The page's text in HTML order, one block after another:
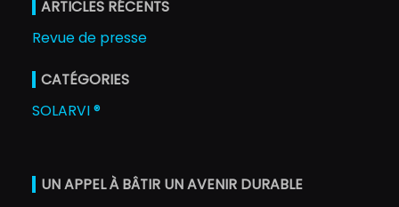
ARTICLES RÉCENTS
Revue de presse
CATÉGORIES
SOLARVI ®
UN APPEL À BÂTIR UN AVENIR DURABLE